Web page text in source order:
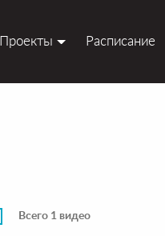
Проекты Расписание
Всего 1 видео